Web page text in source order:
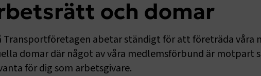
och domar
Transportföretagen abetar ständigt för att företräda våra
domar där något av våra medlemsförbund är motpart
för dig som arbetsgivare.